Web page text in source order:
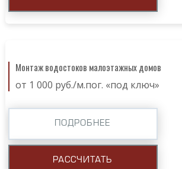
Монтаж водостоков малоэтажных домов
от 1 000 руб./м.пог. «под ключ»
ПОДРОБНЕЕ
РАССЧИТАТЬ